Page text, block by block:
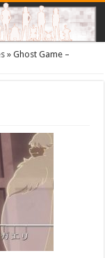
» Ghost Game –